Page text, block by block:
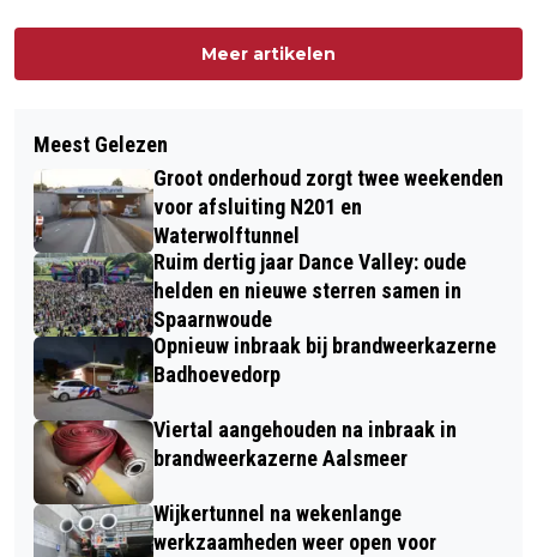
Meer artikelen
Meest Gelezen
Groot onderhoud zorgt twee weekenden
voor afsluiting N201 en
Waterwolftunnel
Ruim dertig jaar Dance Valley: oude
helden en nieuwe sterren samen in
Spaarnwoude
Opnieuw inbraak bij brandweerkazerne
Badhoevedorp
Viertal aangehouden na inbraak in
brandweerkazerne Aalsmeer
Wijkertunnel na wekenlange
werkzaamheden weer open voor